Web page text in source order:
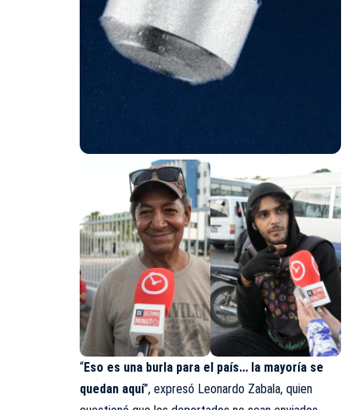
“Eso es una burla para el país… la mayoría se
quedan aquí”, expresó Leonardo Zabala, quien